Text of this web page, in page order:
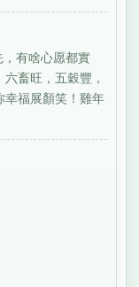
有啥心愿都實
畜旺，五穀豐，
幸福展顏笑！雞年